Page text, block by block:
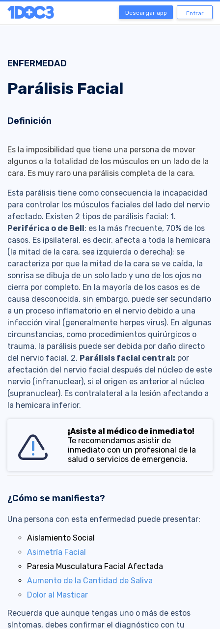
Descargar app Entrar
ENFERMEDAD
Parálisis Facial
Definición
Es la imposibilidad que tiene una persona de mover
algunos o la totalidad de los músculos en un lado de la
cara. Es muy raro una parálisis completa de la cara.
Esta parálisis tiene como consecuencia la incapacidad
para controlar los músculos faciales del lado del nervio
afectado. Existen 2 tipos de parálisis facial: 1.
Periférica o de Bell : es la más frecuente, 70% de los
casos. Es ipsilateral, es decir, afecta a toda la hemicara
(la mitad de la cara, sea izquierda o derecha); se
caracteriza por que la mitad de la cara se ve caída, la
sonrisa se dibuja de un solo lado y uno de los ojos no
cierra por completo. En la mayoría de los casos es de
causa desconocida, sin embargo, puede ser secundario
a un proceso inflamatorio en el nervio debido a una
infección viral (generalmente herpes virus). En algunas
circunstancias, como procedimientos quirúrgicos o
trauma, la parálisis puede ser debida por daño directo
del nervio facial. 2. Parálisis facial central: por
afectación del nervio facial después del núcleo de este
nervio (infranuclear), si el origen es anterior al núcleo
(supranuclear). Es contralateral a la lesión afectando a
la hemicara inferior.
¡Asiste al médico de inmediato!
Te recomendamos asistir de
inmediato con un profesional de la
salud o servicios de emergencia.
¿Cómo se manifiesta?
Una persona con esta enfermedad puede presentar:
Aislamiento Social
Asimetría Facial
Paresia Musculatura Facial Afectada
Aumento de la Cantidad de Saliva
Dolor al Masticar
Recuerda que aunque tengas uno o más de estos
síntomas, debes confirmar el diagnóstico con tu